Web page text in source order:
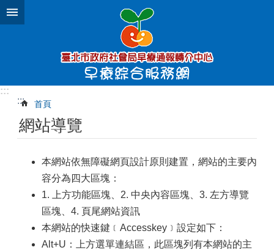
跳到主要內容區塊
:::
:::
首頁
網站導覽
本網站依無障礙網頁設計原則建置，網站的主要內
容分為四大區塊：
1. 上方功能區塊、2. 中央內容區塊、3. 左方導覽
區塊、4. 頁尾網站資訊
本網站的快速鍵﹝Accesskey﹞設定如下：
Alt+U：上方選單連結區，此區塊列有本網站的主